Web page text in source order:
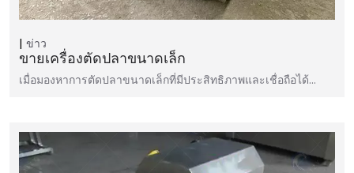
ข่าว
ขายเครื่องตัดปลาขนาดเล็ก
เมื่อมองหาการตัดปลาขนาดเล็กที่มีประสิทธิภาพและเชื่อถือได้…